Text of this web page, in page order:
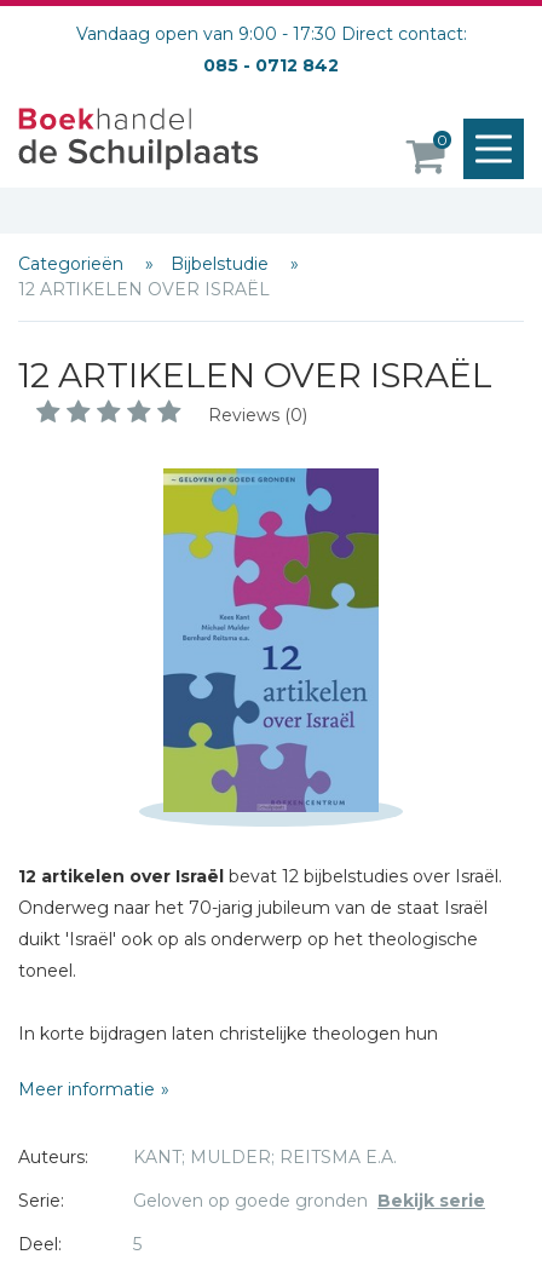
Vandaag open van 9:00 - 17:30 Direct contact:
085 - 0712 842
0
Categorieën
Bijbelstudie
12 ARTIKELEN OVER ISRAËL
12 ARTIKELEN OVER ISRAËL
Reviews (0)
12 artikelen over Israël bevat 12 bijbelstudies over Israël.
Onderweg naar het 70-jarig jubileum van de staat Israël
duikt 'Israël' ook op als onderwerp op het theologische
toneel.
In korte bijdragen laten christelijke theologen hun
met Israël te maken hebben. De bijdragen roepen op tot
eind van elke bijdrage komen van pas als opstap en
handvat.
Aan dit boek werkten twaalf auteurs mee uit breed
Meer informatie
Auteurs:
KANT; MULDER; REITSMA E.A.
Serie:
Geloven op goede gronden Bekijk serie
Deel:
5
Schrijf hieronder je review!
Naam *
E-mail *
Titel *